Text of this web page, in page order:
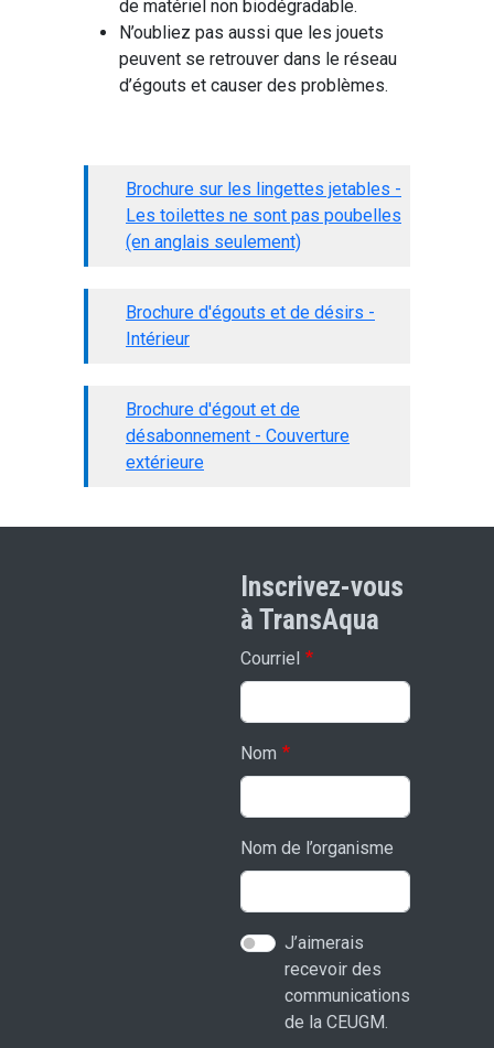
de matériel non biodégradable.
N’oubliez pas aussi que les jouets
peuvent se retrouver dans le réseau
d’égouts et causer des problèmes.
Brochure sur les lingettes jetables -
Les toilettes ne sont pas poubelles
(en anglais seulement)
Brochure d'égouts et de désirs -
Intérieur
Brochure d'égout et de
désabonnement - Couverture
extérieure
Inscrivez-vous
à TransAqua
Courriel
Nom
Nom de l’organisme
J’aimerais
recevoir des
communications
de la CEUGM.